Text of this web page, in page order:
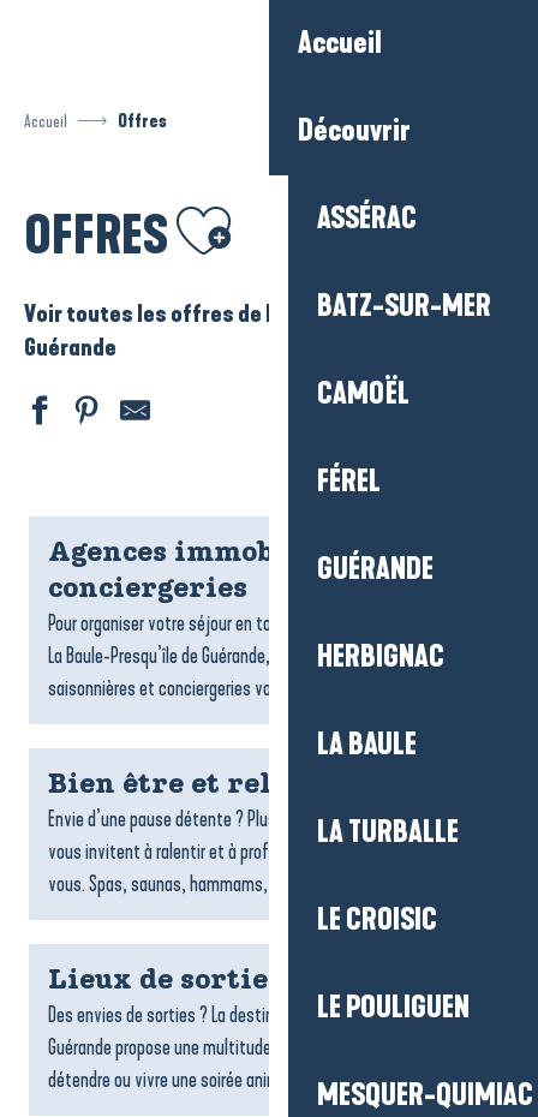
Accueil
Découvrir
ASSÉRAC
BATZ-SUR-MER
CAMOËL
FÉREL
GUÉRANDE
HERBIGNAC
LA BAULE
LA TURBALLE
LE CROISIC
LE POULIGUEN
MESQUER-QUIMIAC
Accueil Offres
OFFRES Ajouter aux favoris
Voir toutes les offres de La Baule – Presqu’ile de
Guérande
Agences immobilières et
conciergeries
Pour organiser votre séjour en toute sérénité sur la destination
La Baule-Presqu’île de Guérande, les agences de locations
saisonnières et conciergeries vous accompagnent dans...
Bien être et relaxation
Envie d’une pause détente ? Plusieurs espaces de bien-être
vous invitent à ralentir et à profiter d’un moment rien qu’à
vous. Spas, saunas, hammams, soins du corps,...
Lieux de sorties et spectacles
Des envies de sorties ? La destination La Baule-Presqu’île de
Guérande propose une multitude de lieux pour s’amuser, se
détendre ou vivre une soirée animée : bars...